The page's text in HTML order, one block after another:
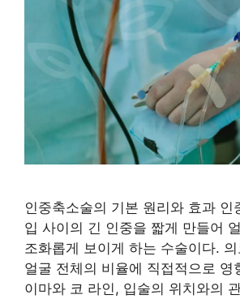
인중축소술의 기본 원리와 효과 인
입 사이의 긴 인중을 짧게 만들어
조화롭게 보이게 하는 수술이다.
얼굴 전체의 비율에 직접적으로 영
이마와 코 라인, 입술의 위치와의